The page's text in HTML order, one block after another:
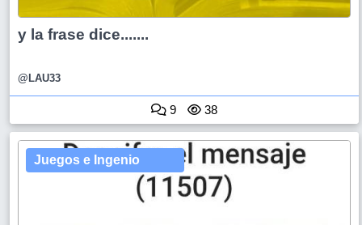
y la frase dice.......
@LAU33
9 38
Juegos e Ingenio